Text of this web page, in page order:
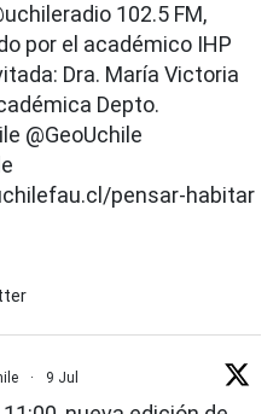
102.5 FM,
por el académico IHP
Dra. María Victoria
Depto.
@GeoUchile
pensar-habitar
· 9 Jul